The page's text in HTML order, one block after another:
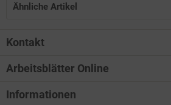
Ähnliche Artikel
Kontakt
Arbeitsblätter Online
Informationen